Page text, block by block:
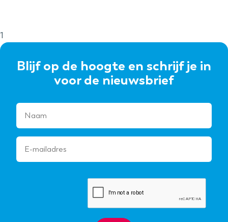
1
Blijf op de hoogte en schrijf je in
voor de nieuwsbrief